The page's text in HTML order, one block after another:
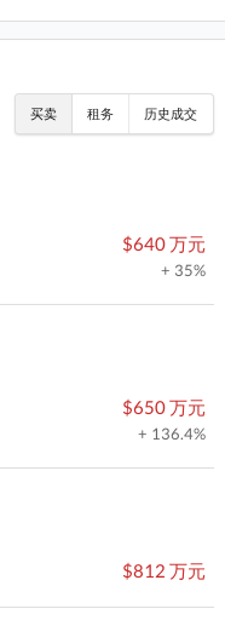
买卖 租务 历史成交
$640 万元
+ 35%
$650 万元
+ 136.4%
$812 万元